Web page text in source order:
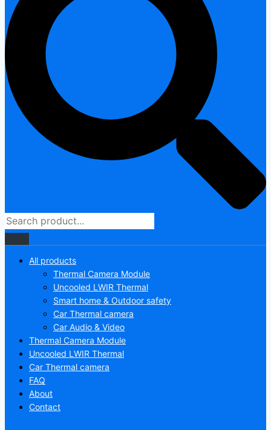
All products
Thermal Camera Module
Uncooled LWIR Thermal
Smart home & Outdoor safety
Car Thermal camera
Car Audio & Video
Thermal Camera Module
Uncooled LWIR Thermal
Car Thermal camera
FAQ
About
Contact